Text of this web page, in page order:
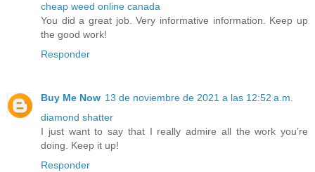
cheap weed online canada
You did a great job. Very informative information. Keep up
the good work!
Responder
Buy Me Now 13 de noviembre de 2021 a las 12:52 a.m.
diamond shatter
I just want to say that I really admire all the work you’re
doing. Keep it up!
Responder